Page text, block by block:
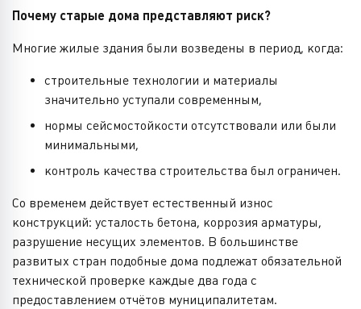
Почему старые дома представляют риск?
Многие жилые здания были возведены в период, когда:
строительные технологии и материалы
значительно уступали современным,
нормы сейсмостойкости отсутствовали или были
минимальными,
контроль качества строительства был ограничен.
Со временем действует естественный износ
конструкций: усталость бетона, коррозия арматуры,
разрушение несущих элементов. В большинстве
развитых стран подобные дома подлежат обязательной
технической проверке каждые два года с
предоставлением отчётов муниципалитетам.